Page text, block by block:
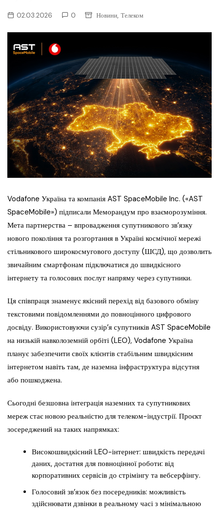
02.03.2026 0 Новини, Телеком
Vodafone Україна та компанія AST SpaceMobile Inc. («AST
SpaceMobile») підписали Меморандум про взаєморозуміння.
Мета партнерства – впровадження супутникового зв’язку
нового покоління та розгортання в Україні космічної мережі
стільникового широкосмугового доступу (ШСД), що дозволить
звичайним смартфонам підключатися до швидкісного
інтернету та голосових послуг напряму через супутники.
Ця співпраця знаменує якісний перехід від базового обміну
текстовими повідомленнями до повноцінного цифрового
досвіду. Використовуючи сузір’я супутників AST SpaceMobile
на низькій навколоземній орбіті (LEO), Vodafone Україна
планує забезпечити своїх клієнтів стабільним швидкісним
інтернетом навіть там, де наземна інфраструктура відсутня
або пошкоджена.
Сьогодні безшовна інтеграція наземних та супутникових
мереж стає новою реальністю для телеком-індустрії. Проєкт
зосереджений на таких напрямках:
Високошвидкісний LEO-інтернет: швидкість передачі
даних, достатня для повноцінної роботи: від
корпоративних сервісів до стрімінгу та вебсерфінгу.
Голосовий зв’язок без посередників: можливість
здійснювати дзвінки в реальному часі з мінімальною